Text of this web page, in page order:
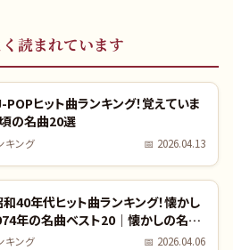
読まれています
ヒット曲ランキング！覚えていま
の名曲20選
キング 📅 2026.04.13
和40年代ヒット曲ランキング！懐かし
年の名曲ベスト20｜懐かしの名曲
キング 📅 2026.04.06